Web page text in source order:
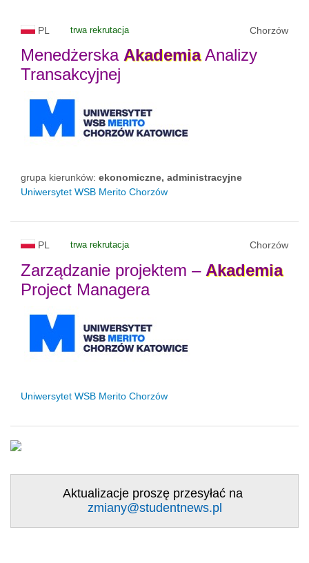
PL trwa rekrutacja Chorzów
Menedżerska AkademiaAnalizy
Transakcyjnej
grupa kierunków: ekonomiczne, administracyjne
Uniwersytet WSB Merito Chorzów
PL trwa rekrutacja Chorzów
Zarządzanie projektem – Akademia
Project Managera
Uniwersytet WSB Merito Chorzów
Aktualizacje proszę przesyłać na
zmiany@studentnews.pl